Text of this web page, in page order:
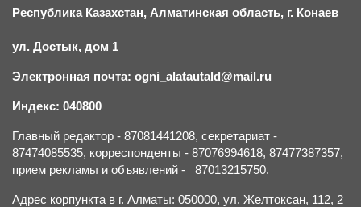
Республика Казахстан, Алматинская область, г. Конаев
ул. Достык, дом 1
Электронная почта: ogni_alatautald@mail.ru
Индекс: 040800
Главный редактор - 87081441208, секретариат -
87474085535, корреспонденты - 87076994618, 87477387357,
прием рекламы и объявлений - 87013215750.
Адрес корпункта в г. Алматы: 050000, ул. Желтоксан, 112, 2